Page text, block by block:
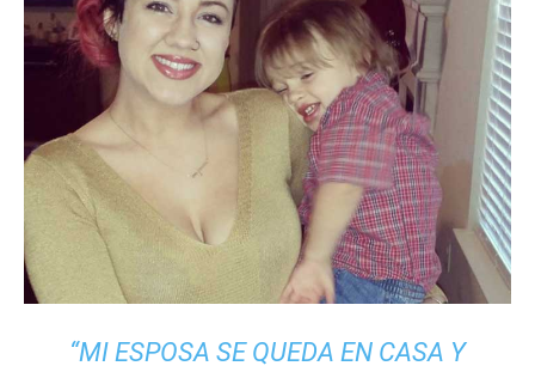
“MI ESPOSA SE QUEDA EN CASA Y